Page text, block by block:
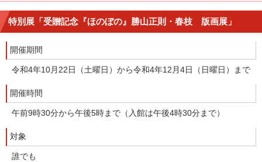
特別展「受贈記念『ほのぼの』勝山正則・春枝 版画展」
開催期間
令和4年10月22日（土曜日）から令和4年12月4日（日曜日）まで
開催時間
午前9時30分から午後5時まで（入館は午後4時30分まで）
対象
誰でも